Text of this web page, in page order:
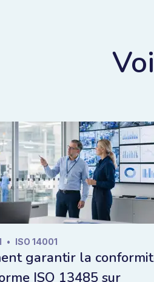
• ISO 14001
garantir la
ISO 13485 sur